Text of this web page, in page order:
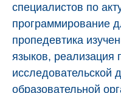
специалистов по
программирование
пропедевтика
языков, реализация
исследовательской
образовательной